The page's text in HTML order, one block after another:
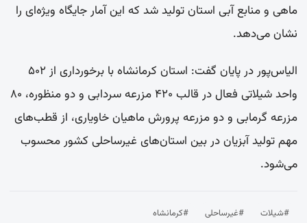
ماهی و منابع آبی استان تولید شد که این آمار جایگاه ویژه‌ای را
نشان می‌دهد.
الیاس‌پور در پایان گفت: استان کرمانشاه با برخورداری از ۵۰۲
واحد شیلاتی فعال در قالب ۴۲۰ مزرعه سردابی و دو منظوره، ۸۰
مزرعه گرمابی و دو مزرعه پرورش ماهیان خاویاری، از قطب‌های
مهم تولید آبزیان در بین استان‌های غیرساحلی کشور محسوب
می‌شود.
#شیلات #غیرساحلی
#کرمانشاه